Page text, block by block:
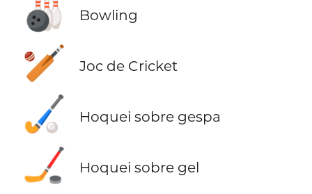
🎳 Bowling
🏏 Joc de Cricket
🏑 Hoquei sobre gespa
🏒 Hoquei sobre gel